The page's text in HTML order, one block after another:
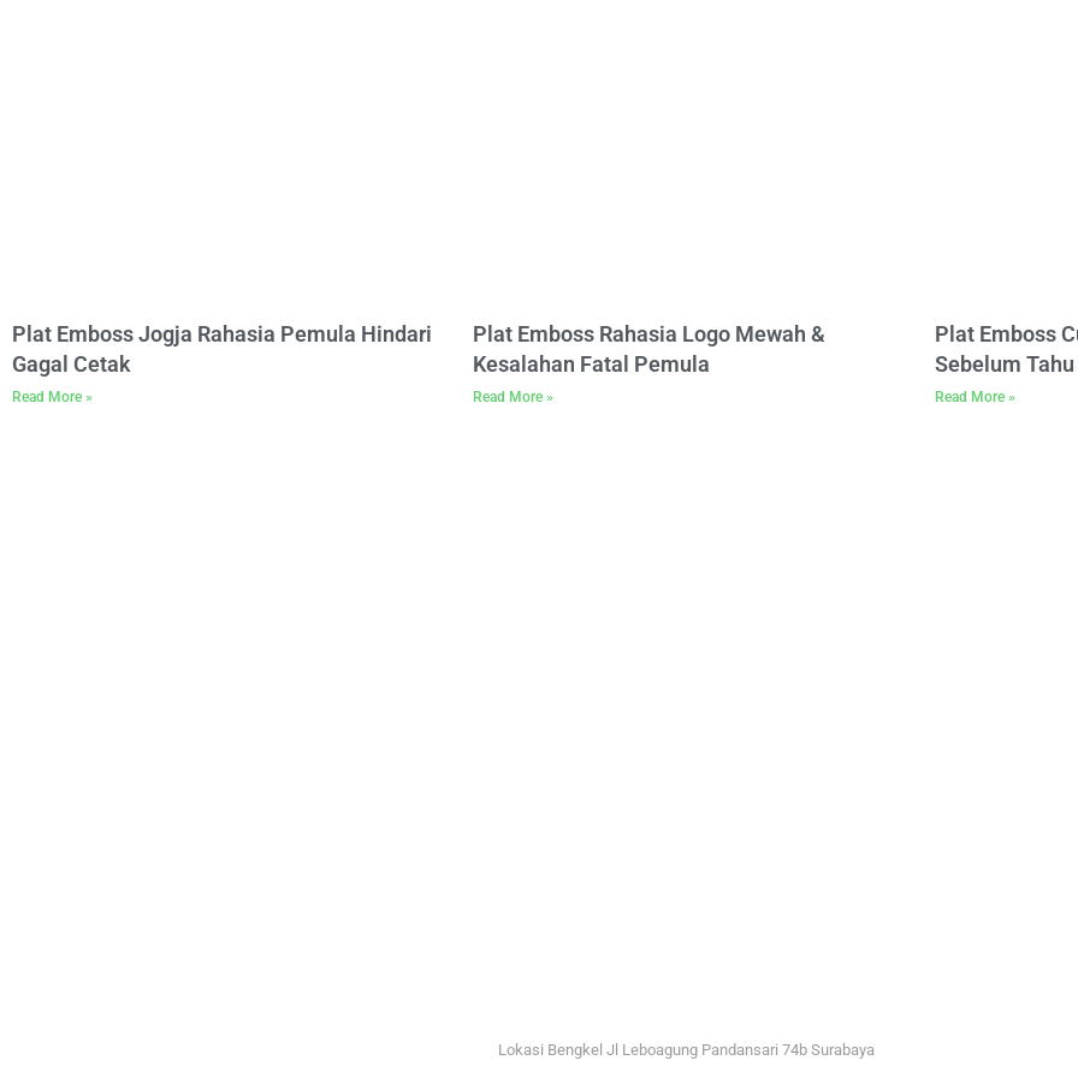
Plat Emboss Jogja Rahasia Pemula Hindari
Gagal Cetak
Read More »
Plat Emboss Rahasia Logo Mewah &
Kesalahan Fatal Pemula
Read More »
Plat Emboss
Sebelum
Read More »
Lokasi Bengkel Jl Leboagung Pandansari 74b Surabaya